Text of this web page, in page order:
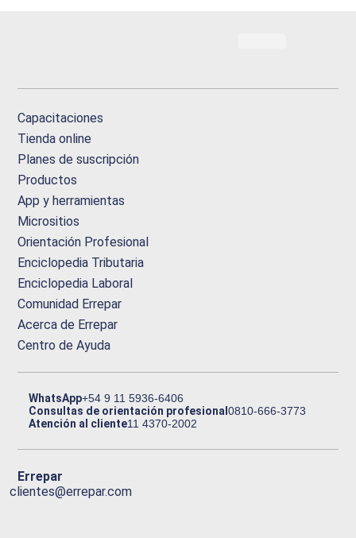
Capacitaciones
Tienda online
Planes de suscripción
Productos
App y herramientas
Micrositios
Orientación Profesional
Enciclopedia Tributaria
Enciclopedia Laboral
Comunidad Errepar
Acerca de Errepar
Centro de Ayuda
WhatsApp+54 9 11 5936-6406
Consultas de orientación profesional0810-666-3773
Atención al cliente11 4370-2002
Errepar
clientes@errepar.com